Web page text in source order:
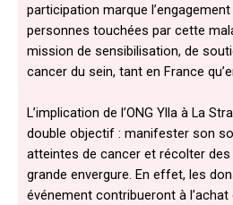
participation marque l’engagement
personnes touchées par cette
mission de sensibilisation, de
cancer du sein, tant en France
L’implication de l’ONG Ylla à La
double objectif : manifester son
atteintes de cancer et récolter
grande envergure. En effet, les
événement contribueront à l’achat